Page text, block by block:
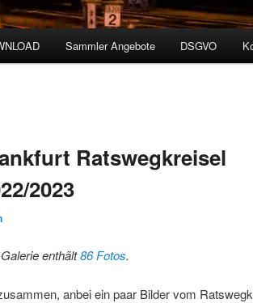
Sammler Angebote DSGVO
Ratswegkreisel
2023
enthält86 Fotos.
anbei ein paar Bilder vom